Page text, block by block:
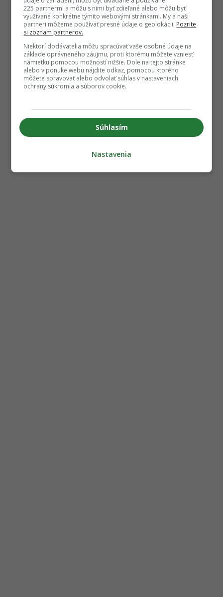
225 partnermi a môžu s nimi byť zdieľané alebo môžu byť
využívané konkrétne týmito webovými stránkami. My a naši
partneri môžeme používať presné údaje o geolokácii. Pozrite
si zoznam partnerov.
Niektorí dodávatelia môžu spracúvať vaše osobné údaje na
základe oprávneného záujmu, proti ktorému môžete vzniesť
námietku pomocou možností nižšie. Dole na tejto stránke
alebo v ponuke webu nájdite odkaz, pomocou ktorého
môžete spravovať alebo odvolať súhlas v nastaveniach
ochrany súkromia a súborov cookie.
Súhlasím
Nastavenia